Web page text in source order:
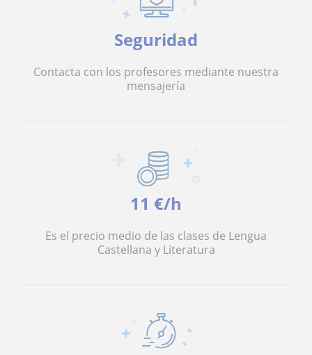
Seguridad
Contacta con los profesores mediante nuestra
mensajería
11 €/h
Es el precio medio de las clases de Lengua
Castellana y Literatura